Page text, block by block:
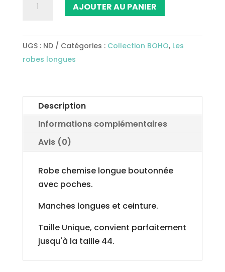
longue
Ref44
AJOUTER AU PANIER
UGS : ND Catégories : Collection BOHO, Les
robes longues
Description
Informations complémentaires
Avis (0)
Robe chemise longue boutonnée
avec poches.
Manches longues et ceinture.
Taille Unique, convient parfaitement
jusqu'à la taille 44.